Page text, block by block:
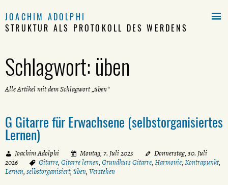
JOACHIM ADOLPHI
STRUKTUR ALS PROTOKOLL DES WERDENS
Schlagwort:üben
Alle Artikel mit dem Schlagwort „üben“
G Gitarre für Erwachsene (selbstorganisiertes
Lernen)
Joachim Adolphi Montag, 7. Juli 2025
Donnerstag, 30. Juli
2026
Gitarre, Gitarre lernen, Grundkurs Gitarre, Harmonie, Kontrapunkt,
Lernen, selbstorganisiert, üben, Verstehen
